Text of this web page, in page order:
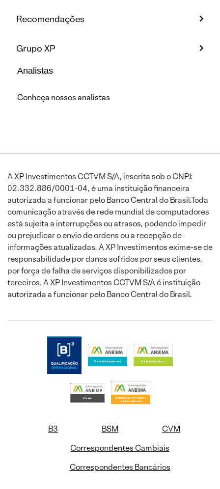
Recomendações
Grupo XP
Analistas
Conheça nossos analistas
A XP Investimentos CCTVM S/A, inscrita sob o CNPJ:
02.332.886/0001-04, é uma instituição financeira
autorizada a funcionar pelo Banco Central do Brasil.Toda
comunicação através de rede mundial de computadores
está sujeita a interrupções ou atrasos, podendo impedir
ou prejudicar o envio de ordens ou a recepção de
informações atualizadas. A XP Investimentos exime-se de
responsabilidade por danos sofridos por seus clientes,
por força de falha de serviços disponibilizados por
terceiros. A XP Investimentos CCTVM S/A é instituição
autorizada a funcionar pelo Banco Central do Brasil.
B3 BSM
CVM
Correspondentes Cambiais
Correspondentes Bancários